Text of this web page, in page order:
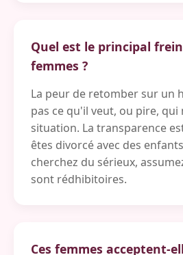
Quel est le principal
femmes ?
La peur de retomber sur un
pas ce qu'il veut, ou pire, qui
situation. La transparence
êtes divorcé avec des
cherchez du sérieux,
sont rédhibitoires.
Ces femmes acceptent-